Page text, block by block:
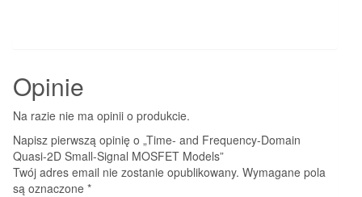
Opinie
Na razie nie ma opinii o produkcie.
Napisz pierwszą opinię o „Time- and Frequency-Domain
Quasi-2D Small-Signal MOSFET Models”
Twój adres email nie zostanie opublikowany. Wymagane pola
są oznaczone *